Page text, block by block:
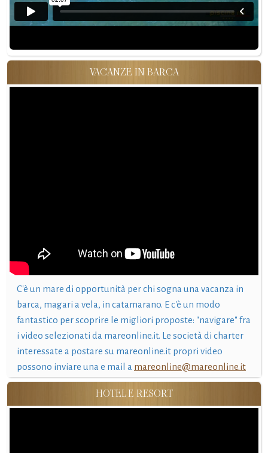
VACANZE IN BARCA
C'è un mare di opportunità per chi sogna una vacanza in
barca, magari a vela, in catamarano. E c'è un modo
fantastico per scoprire le migliori proposte: "navigare" fra
i video selezionati da mareonline.it. Le società di charter
interessate a postare su mareonline.it propri video
possono inviare una e mail a mareonline@mareonline.it
HOTEL E RESORT